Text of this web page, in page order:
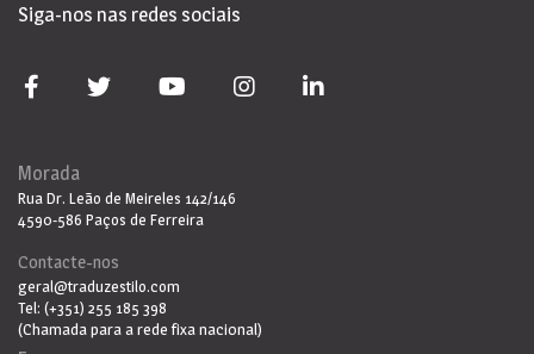
Siga-nos nas redes sociais
Morada
Rua Dr. Leão de Meireles 142/146
4590-586 Paços de Ferreira
Contacte-nos
geral@traduzestilo.com
Tel: (+351) 255 185 398
(Chamada para a rede fixa nacional)